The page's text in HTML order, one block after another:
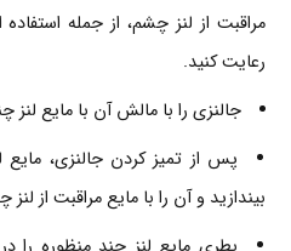
مراقبت از لنز چشم، از جمله
رعایت کنید.
جالنزی را با مالش آن با مایع لنز
پس از تمیز کردن جالنزی، مایع
بیندازید و آن را با مایع مراقبت از